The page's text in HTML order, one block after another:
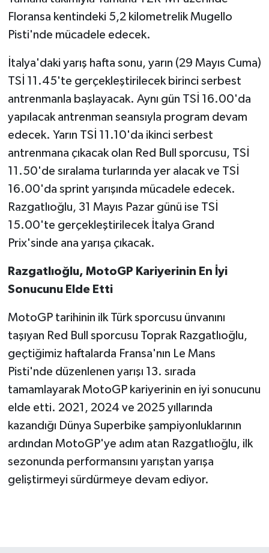
Floransa kentindeki 5,2 kilometrelik Mugello
Pisti'nde mücadele edecek.
İtalya'daki yarış hafta sonu, yarın (29 Mayıs Cuma)
TSİ 11.45'te gerçekleştirilecek birinci serbest
antrenmanla başlayacak. Aynı gün TSİ 16.00'da
yapılacak antrenman seansıyla program devam
edecek. Yarın TSİ 11.10'da ikinci serbest
antrenmana çıkacak olan Red Bull sporcusu, TSİ
11.50'de sıralama turlarında yer alacak ve TSİ
16.00'da sprint yarışında mücadele edecek.
Razgatlıoğlu, 31 Mayıs Pazar günü ise TSİ
15.00'te gerçekleştirilecek İtalya Grand
Prix'sinde ana yarışa çıkacak.
Razgatlıoğlu, MotoGP Kariyerinin En İyi
Sonucunu Elde Etti
MotoGP tarihinin ilk Türk sporcusu ünvanını
taşıyan Red Bull sporcusu Toprak Razgatlıoğlu,
geçtiğimiz haftalarda Fransa'nın Le Mans
Pisti'nde düzenlenen yarışı 13. sırada
tamamlayarak MotoGP kariyerinin en iyi sonucunu
elde etti. 2021, 2024 ve 2025 yıllarında
kazandığı Dünya Superbike şampiyonluklarının
ardından MotoGP'ye adım atan Razgatlıoğlu, ilk
sezonunda performansını yarıştan yarışa
geliştirmeyi sürdürmeye devam ediyor.